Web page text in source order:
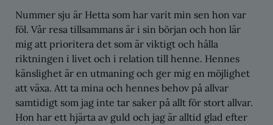
Nummer sju är Hetta som har varit min sen hon var
föl. Vår resa tillsammans är i sin början och hon lär
mig att prioritera det som är viktigt och hålla
riktningen i livet och i relation till henne. Hennes
känslighet är en utmaning och ger mig en möjlighet
att växa. Att ta mina och hennes behov på allvar
samtidigt som jag inte tar saker på allt för stort allvar.
Hon har ett hjärta av guld och jag är alltid glad efter